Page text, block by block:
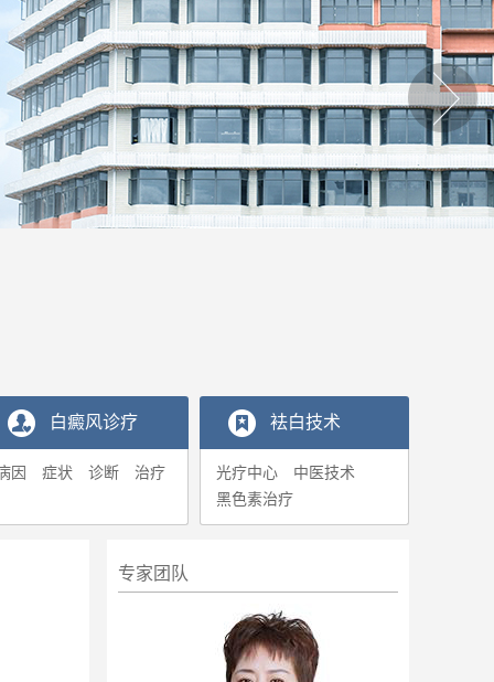
白癜风诊疗
因 症状 诊断 治疗
袪白技术
光疗中心
中医技术
黑色素治疗
专家团队